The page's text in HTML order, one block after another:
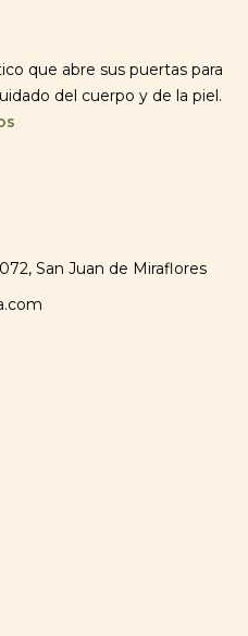
que abre sus puertas para
del cuerpo y de la piel.
San Juan de Miraflores